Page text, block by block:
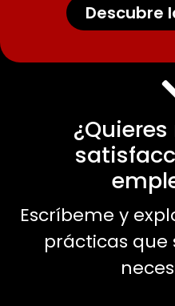
Descubre
Escríbeme y
prácticas que